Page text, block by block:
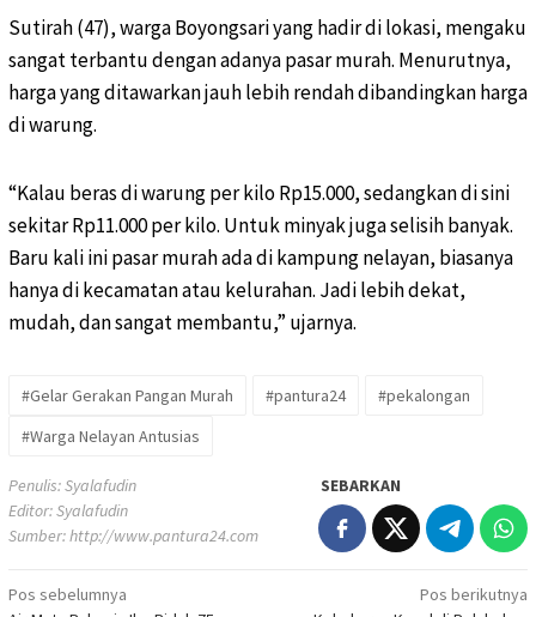
Sutirah (47), warga Boyongsari yang hadir di lokasi, mengaku
sangat terbantu dengan adanya pasar murah. Menurutnya,
harga yang ditawarkan jauh lebih rendah dibandingkan harga
di warung.
“Kalau beras di warung per kilo Rp15.000, sedangkan di sini
sekitar Rp11.000 per kilo. Untuk minyak juga selisih banyak.
Baru kali ini pasar murah ada di kampung nelayan, biasanya
hanya di kecamatan atau kelurahan. Jadi lebih dekat,
mudah, dan sangat membantu,” ujarnya.
#Gelar Gerakan Pangan Murah #pantura24
#pekalongan
#Warga Nelayan Antusias
Penulis: Syalafudin
Editor: Syalafudin
Sumber:http://www.pantura24.com
SEBARKAN
Navigasi
Pos sebelumnya
Pos berikutnya